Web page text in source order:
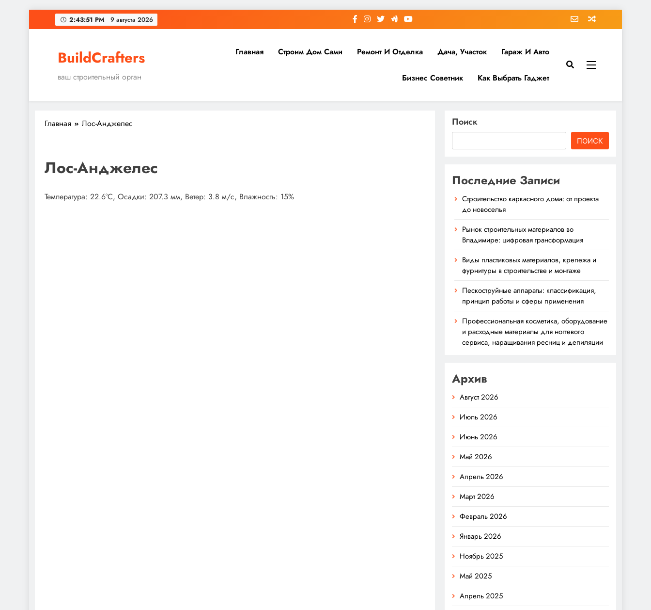
Перейти
к
2:43:52 PM 9 августа 2026
BuildCrafters
ваш строительный орган
Главная Строим Дом Сами Ремонт И Отделка Дача, Участок Гараж И Авто
Бизнес Советник Как Выбрать Гаджет
Главная Лос-Анджелес
Лос-Анджелес
Температура: 22.6°C, Осадки: 207.3 мм, Ветер: 3.8 м/с, Влажность: 15%
Поиск
ПОИСК
Последние Записи
Строительство каркасного дома: от проекта
до новоселья
Рынок строительных материалов во
Владимире: цифровая трансформация
Виды пластиковых материалов, крепежа и
фурнитуры в строительстве и монтаже
Пескоструйные аппараты: классификация,
принцип работы и сферы применения
Профессиональная косметика, оборудование
и расходные материалы для ногтевого
сервиса, наращивания ресниц и депиляции
Архив
Август 2026
Июль 2026
Июнь 2026
Май 2026
Апрель 2026
Март 2026
Февраль 2026
Январь 2026
Ноябрь 2025
Май 2025
Апрель 2025